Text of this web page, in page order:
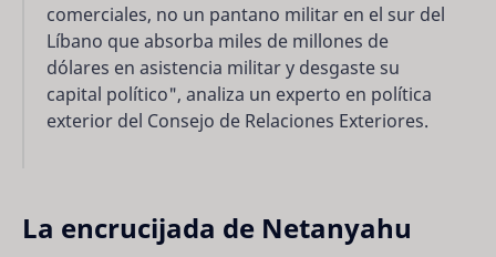
comerciales, no un pantano militar en el sur del
Líbano que absorba miles de millones de
dólares en asistencia militar y desgaste su
capital político", analiza un experto en política
exterior del Consejo de Relaciones Exteriores.
La encrucijada de Netanyahu